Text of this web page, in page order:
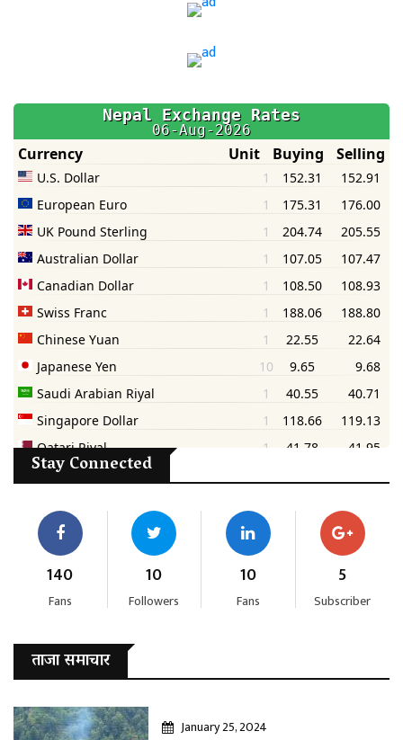
Stay Connected
140
Fans
10
Followers
10
Fans
5
Subscriber
ताजा समाचार
January 25, 2024